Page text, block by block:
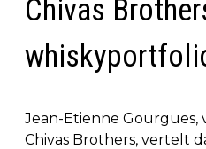
Chivas
Jean-Etienne Gourgues,
Chivas Brothers, vertelt